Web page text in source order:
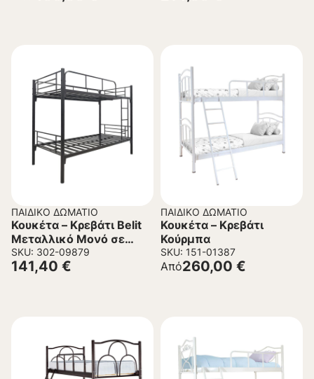
ΠΑΙΔΙΚΌ ΔΩΜΆΤΙΟ
Κουκέτα – Κρεβάτι Belit
Μεταλλικό Μονό σε
Μαύρο 90×190εκ.
SKU: 302-09879
141,40 €
ΠΑΙΔΙΚΌ ΔΩΜΆΤΙΟ
Κουκέτα – Κρεβάτι
Κούρμπα
SKU: 151-01387
Από260,00 €